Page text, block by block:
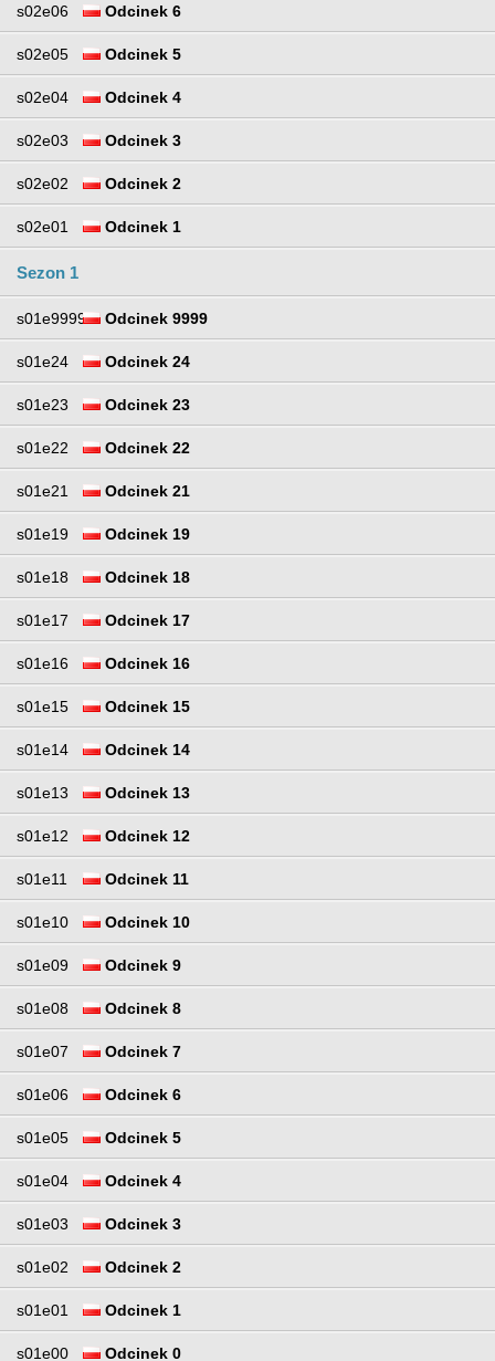
s02e06 Odcinek 6
s02e05 Odcinek 5
s02e04 Odcinek 4
s02e03 Odcinek 3
s02e02 Odcinek 2
s02e01 Odcinek 1
Sezon 1
s01e9999 Odcinek 9999
s01e24 Odcinek 24
s01e23 Odcinek 23
s01e22 Odcinek 22
s01e21 Odcinek 21
s01e19 Odcinek 19
s01e18 Odcinek 18
s01e17 Odcinek 17
s01e16 Odcinek 16
s01e15 Odcinek 15
s01e14 Odcinek 14
s01e13 Odcinek 13
s01e12 Odcinek 12
s01e11 Odcinek 11
s01e10 Odcinek 10
s01e09 Odcinek 9
s01e08 Odcinek 8
s01e07 Odcinek 7
s01e06 Odcinek 6
s01e05 Odcinek 5
s01e04 Odcinek 4
s01e03 Odcinek 3
s01e02 Odcinek 2
s01e01 Odcinek 1
s01e00 Odcinek 0